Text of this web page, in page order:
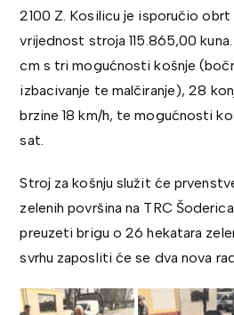
2100 Z. Kosilicu je isporučio obrt
vrijednost stroja 115.865,00
cm s tri mogućnosti košnje
izbacivanje te malčiranje), 28
brzine 18 km/h, te mogućnosti
sat.
Stroj za košnju služit će
zelenih površina na TRC
preuzeti brigu o 26 hekatara
svrhu zaposliti će se dva nova